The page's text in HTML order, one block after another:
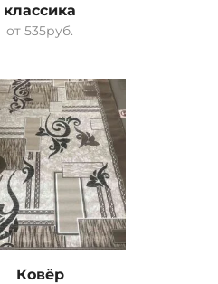
классика
от535руб.
Ковёр